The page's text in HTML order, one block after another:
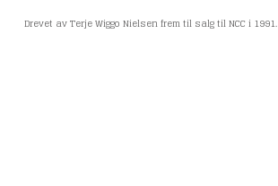
Drevet av Terje Wiggo Nielsen frem til salg til NCC i 1991.